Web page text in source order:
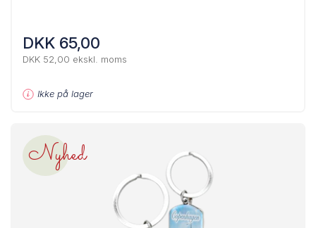
DKK 65,00
DKK 52,00 ekskl. moms
Ikke på lager
Nyhed